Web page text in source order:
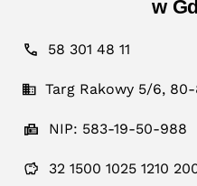
w
58 301 48 11
Targ Rakowy 5/6,
NIP: 583-19-50-988
32 1500 1025 1210